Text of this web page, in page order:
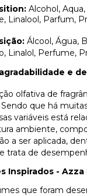
Alcohol,
Linalool, Parfum,
Álcool, Água,
Linalol, Perfume,
e
olfativa de
Sendo que há
variáveis está
ambiente,
a ser aplicada,
trata de
Inspirados - Azza
que foram